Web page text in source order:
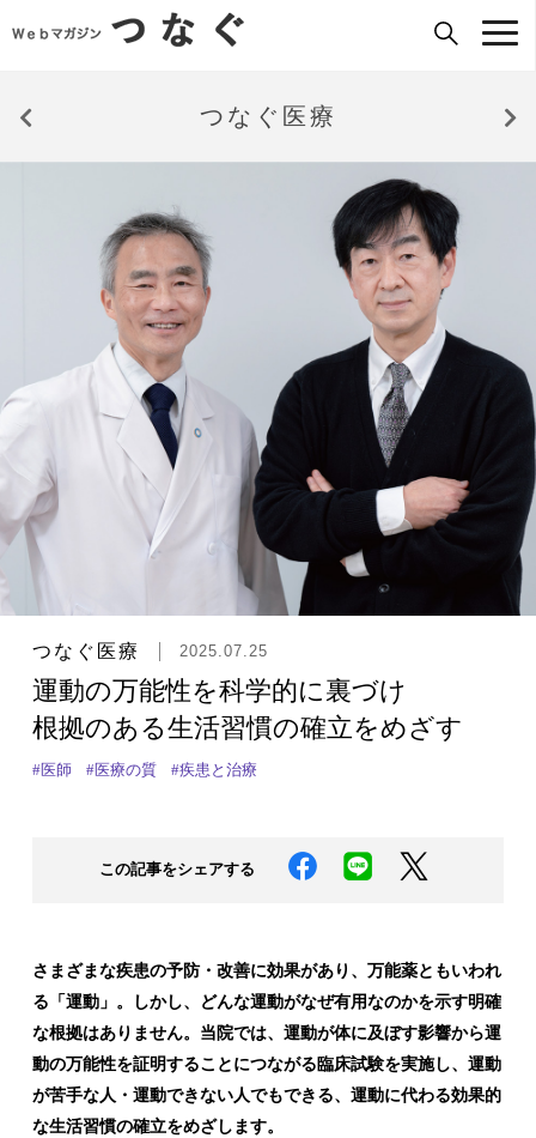
つなぐ医療
つなぐ医療 2025.07.25
運動の万能性を科学的に裏づけ
根拠のある生活習慣の確立をめざす
#医師 #医療の質 #疾患と治療
この記事をシェアする
さまざまな疾患の予防・改善に効果があり、万能薬ともいわれ
る「運動」。しかし、どんな運動がなぜ有用なのかを示す明確
な根拠はありません。当院では、運動が体に及ぼす影響から運
動の万能性を証明することにつながる臨床試験を実施し、運動
が苦手な人・運動できない人でもできる、運動に代わる効果的
な生活習慣の確立をめざします。